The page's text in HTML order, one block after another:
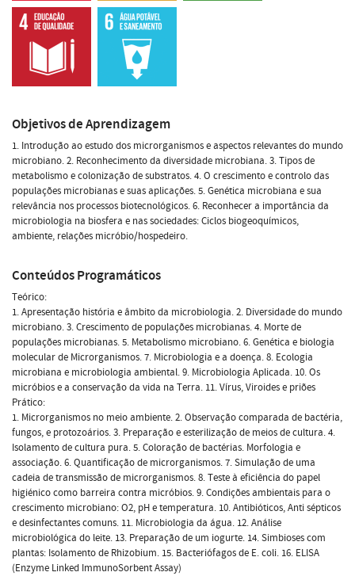
Objetivos de Aprendizagem
1. Introdução ao estudo dos microrganismos e aspectos relevantes do mundo
microbiano. 2. Reconhecimento da diversidade microbiana. 3. Tipos de
metabolismo e colonização de substratos. 4. O crescimento e controlo das
populações microbianas e suas aplicações. 5. Genética microbiana e sua
relevância nos processos biotecnológicos. 6. Reconhecer a importância da
microbiologia na biosfera e nas sociedades: Ciclos biogeoquímicos,
ambiente, relações micróbio/hospedeiro.
Conteúdos Programáticos
Teórico:
1. Apresentação história e âmbito da microbiologia. 2. Diversidade do mundo
microbiano. 3. Crescimento de populações microbianas. 4. Morte de
populações microbianas. 5. Metabolismo microbiano. 6. Genética e biologia
molecular de Microrganismos. 7. Microbiologia e a doença. 8. Ecologia
microbiana e microbiologia ambiental. 9. Microbiologia Aplicada. 10. Os
micróbios e a conservação da vida na Terra. 11. Vírus, Viroides e priões
Prático:
1. Microrganismos no meio ambiente. 2. Observação comparada de bactéria,
fungos, e protozoários. 3. Preparação e esterilização de meios de cultura. 4.
Isolamento de cultura pura. 5. Coloração de bactérias. Morfologia e
associação. 6. Quantificação de microrganismos. 7. Simulação de uma
cadeia de transmissão de microrganismos. 8. Teste à eficiência do papel
higiénico como barreira contra micróbios. 9. Condições ambientais para o
crescimento microbiano: O2, pH e temperatura. 10. Antibióticos, Anti sépticos
e desinfectantes comuns. 11. Microbiologia da água. 12. Análise
microbiológica do leite. 13. Preparação de um iogurte. 14. Simbioses com
plantas: Isolamento de Rhizobium. 15. Bacteriófagos de E. coli. 16. ELISA
(Enzyme Linked ImmunoSorbent Assay)